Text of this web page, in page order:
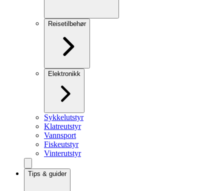
Reisetilbehør
Elektronikk
Sykkelutstyr
Klatreutstyr
Vannsport
Fiskeutstyr
Vinterutstyr
Tips & guider